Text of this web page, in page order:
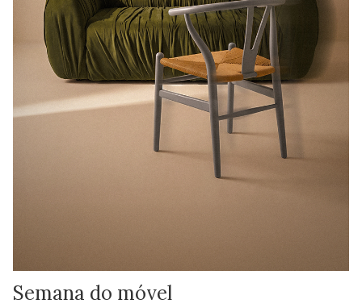
Semana do móvel